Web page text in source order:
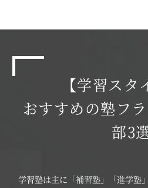
【学習スタ
おすすめの塾フ
部3
学習塾は主に「補習塾」「進学塾